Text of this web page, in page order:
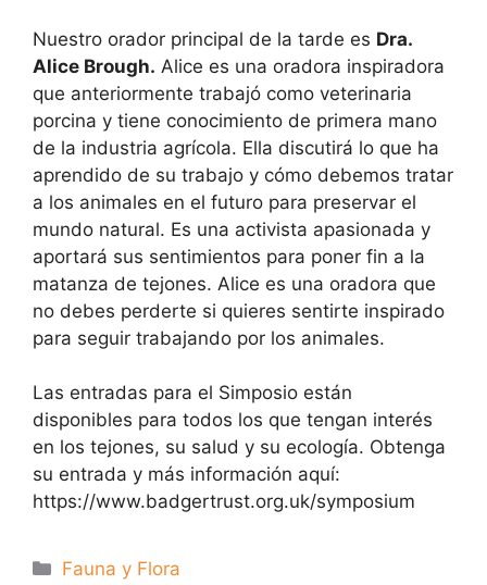
Nuestro orador principal de la tarde es Dra.
Alice Brough. Alice es una oradora inspiradora
que anteriormente trabajó como veterinaria
porcina y tiene conocimiento de primera mano
de la industria agrícola. Ella discutirá lo que ha
aprendido de su trabajo y cómo debemos tratar
a los animales en el futuro para preservar el
mundo natural. Es una activista apasionada y
aportará sus sentimientos para poner fin a la
matanza de tejones. Alice es una oradora que
no debes perderte si quieres sentirte inspirado
para seguir trabajando por los animales.
Las entradas para el Simposio están
disponibles para todos los que tengan interés
en los tejones, su salud y su ecología. Obtenga
su entrada y más información aquí:
https://www.badgertrust.org.uk/symposium
Categorías
Fauna y Flora